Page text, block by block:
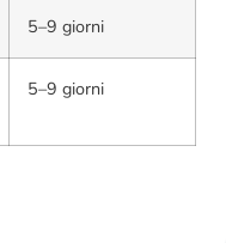
5–9 giorni
5–9 giorni